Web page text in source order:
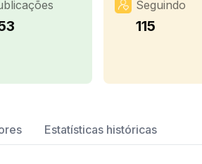
Seguindo
115
Estatísticas históricas